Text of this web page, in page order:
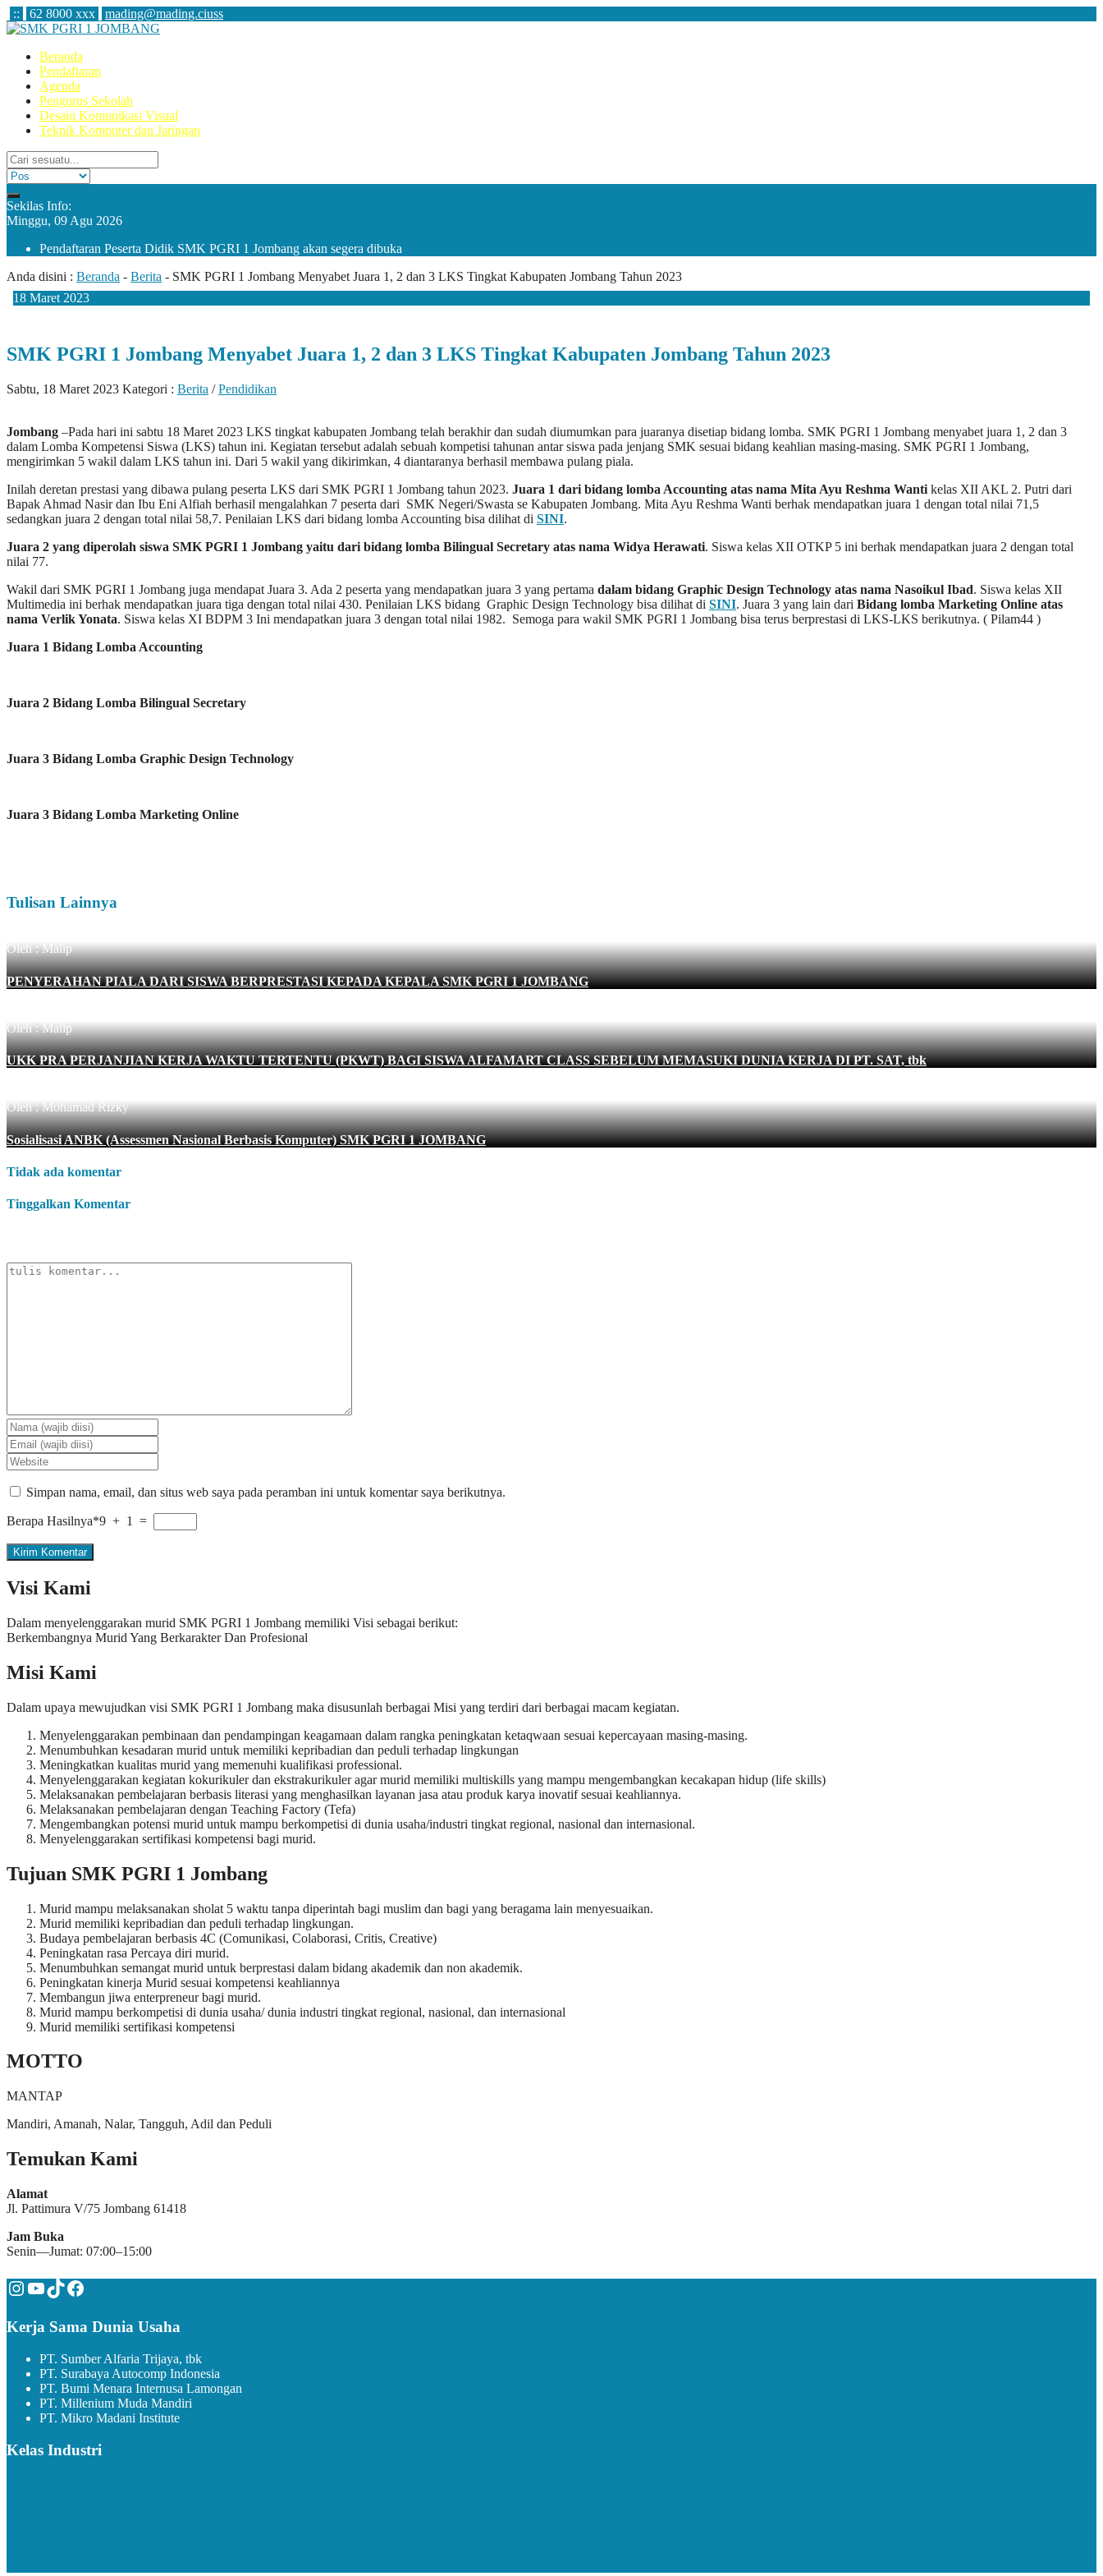
:: 62 8000 xxx mading@mading.ciuss
Beranda
Pendaftaran
Agenda
Pengurus Sekolah
Desain Komunikasi Visual
Teknik Komputer dan Jaringan
Sekilas Info:
Minggu, 09 Agu 2026
Pendaftaran Peserta Didik SMK PGRI 1 Jombang akan segera dibuka
Anda disini : Beranda - Berita - SMK PGRI 1 Jombang Menyabet Juara 1, 2 dan 3 LKS Tingkat Kabupaten Jombang Tahun 2023
18 Maret 2023
SMK PGRI 1 Jombang Menyabet Juara 1, 2 dan 3 LKS Tingkat Kabupaten Jombang Tahun 2023
Sabtu, 18 Maret 2023 Kategori : Berita /Pendidikan
Jombang –Pada hari ini sabtu 18 Maret 2023 LKS tingkat kabupaten Jombang telah berakhir dan sudah diumumkan para juaranya disetiap bidang lomba. SMK PGRI 1 Jombang menyabet juara 1, 2 dan 3
dalam Lomba Kompetensi Siswa (LKS) tahun ini. Kegiatan tersebut adalah sebuah kompetisi tahunan antar siswa pada jenjang SMK sesuai bidang keahlian masing-masing. SMK PGRI 1 Jombang,
mengirimkan 5 wakil dalam LKS tahun ini. Dari 5 wakil yang dikirimkan, 4 diantaranya berhasil membawa pulang piala.
Inilah deretan prestasi yang dibawa pulang peserta LKS dari SMK PGRI 1 Jombang tahun 2023. Juara 1 dari bidang lomba Accounting atas nama Mita Ayu Reshma Wanti kelas XII AKL 2. Putri dari
Bapak Ahmad Nasir dan Ibu Eni Alfiah berhasil mengalahkan 7 peserta dari SMK Negeri/Swasta se Kabupaten Jombang. Mita Ayu Reshma Wanti berhak mendapatkan juara 1 dengan total nilai 71,5
sedangkan juara 2 dengan total nilai 58,7. Penilaian LKS dari bidang lomba Accounting bisa dilihat di SINI.
Juara 2 yang diperolah siswa SMK PGRI 1 Jombang yaitu dari bidang lomba Bilingual Secretary atas nama Widya Herawati. Siswa kelas XII OTKP 5 ini berhak mendapatkan juara 2 dengan total
nilai 77.
Wakil dari SMK PGRI 1 Jombang juga mendapat Juara 3. Ada 2 peserta yang mendapatkan juara 3 yang pertama dalam bidang Graphic Design Technology atas nama Nasoikul Ibad. Siswa kelas XII
Multimedia ini berhak mendapatkan juara tiga dengan total nilai 430. Penilaian LKS bidang Graphic Design Technology bisa dilihat di SINI. Juara 3 yang lain dari Bidang lomba Marketing Online atas
nama Verlik Yonata. Siswa kelas XI BDPM 3 Ini mendapatkan juara 3 dengan total nilai 1982. Semoga para wakil SMK PGRI 1 Jombang bisa terus berprestasi di LKS-LKS berikutnya. ( Pilam44 )
Juara 1 Bidang Lomba Accounting
Juara 2 Bidang Lomba Bilingual Secretary
Juara 3 Bidang Lomba Graphic Design Technology
Juara 3 Bidang Lomba Marketing Online
Tulisan Lainnya
Oleh : Malip
PENYERAHAN PIALA DARI SISWA BERPRESTASI KEPADA KEPALA SMK PGRI 1 JOMBANG
Oleh : Malip
UKK PRA PERJANJIAN KERJA WAKTU TERTENTU (PKWT) BAGI SISWA ALFAMART CLASS SEBELUM MEMASUKI DUNIA KERJA DI PT. SAT, tbk
Oleh : Mohamad Rizky
Sosialisasi ANBK (Assessmen Nasional Berbasis Komputer) SMK PGRI 1 JOMBANG
Tidak ada komentar
Tinggalkan Komentar
Simpan nama, email, dan situs web saya pada peramban ini untuk komentar saya berikutnya.
Berapa Hasilnya*9 + 1 =
Visi Kami
Dalam menyelenggarakan murid SMK PGRI 1 Jombang memiliki Visi sebagai berikut:
Berkembangnya Murid Yang Berkarakter Dan Profesional
Misi Kami
Dalam upaya mewujudkan visi SMK PGRI 1 Jombang maka disusunlah berbagai Misi yang terdiri dari berbagai macam kegiatan.
Menyelenggarakan pembinaan dan pendampingan keagamaan dalam rangka peningkatan ketaqwaan sesuai kepercayaan masing-masing.
Menumbuhkan kesadaran murid untuk memiliki kepribadian dan peduli terhadap lingkungan
Meningkatkan kualitas murid yang memenuhi kualifikasi professional.
Menyelenggarakan kegiatan kokurikuler dan ekstrakurikuler agar murid memiliki multiskills yang mampu mengembangkan kecakapan hidup (life skills)
Melaksanakan pembelajaran berbasis literasi yang menghasilkan layanan jasa atau produk karya inovatif sesuai keahliannya.
Melaksanakan pembelajaran dengan Teaching Factory (Tefa)
Mengembangkan potensi murid untuk mampu berkompetisi di dunia usaha/industri tingkat regional, nasional dan internasional.
Menyelenggarakan sertifikasi kompetensi bagi murid.
Tujuan SMK PGRI 1 Jombang
Murid mampu melaksanakan sholat 5 waktu tanpa diperintah bagi muslim dan bagi yang beragama lain menyesuaikan.
Murid memiliki kepribadian dan peduli terhadap lingkungan.
Budaya pembelajaran berbasis 4C (Comunikasi, Colaborasi, Critis, Creative)
Peningkatan rasa Percaya diri murid.
Menumbuhkan semangat murid untuk berprestasi dalam bidang akademik dan non akademik.
Peningkatan kinerja Murid sesuai kompetensi keahliannya
Membangun jiwa enterpreneur bagi murid.
Murid mampu berkompetisi di dunia usaha/ dunia industri tingkat regional, nasional, dan internasional
Murid memiliki sertifikasi kompetensi
MOTTO
MANTAP
Mandiri, Amanah, Nalar, Tangguh, Adil dan Peduli
Temukan Kami
Alamat
Jl. Pattimura V/75 Jombang 61418
Jam Buka
Senin—Jumat: 07:00–15:00
Instagram
YouTube
TikTok
Facebook
Kerja Sama Dunia Usaha
PT. Sumber Alfaria Trijaya, tbk
PT. Surabaya Autocomp Indonesia
PT. Bumi Menara Internusa Lamongan
PT. Millenium Muda Mandiri
PT. Mikro Madani Institute
Kelas Industri